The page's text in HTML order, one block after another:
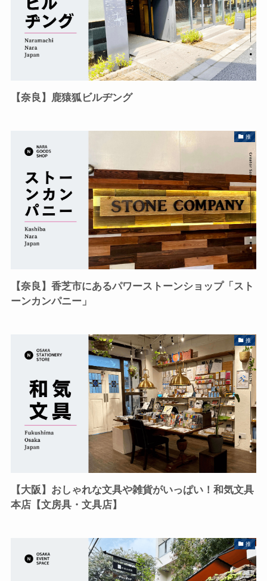
【奈良】鹿猿狐ビルヂング
推
【奈良】香芝市にあるパワーストーンショップ「スト
ーンカンパニー」
推
【大阪】おしゃれな文具や雑貨がいっぱい！和気文具
本店【文房具・文具店】
推